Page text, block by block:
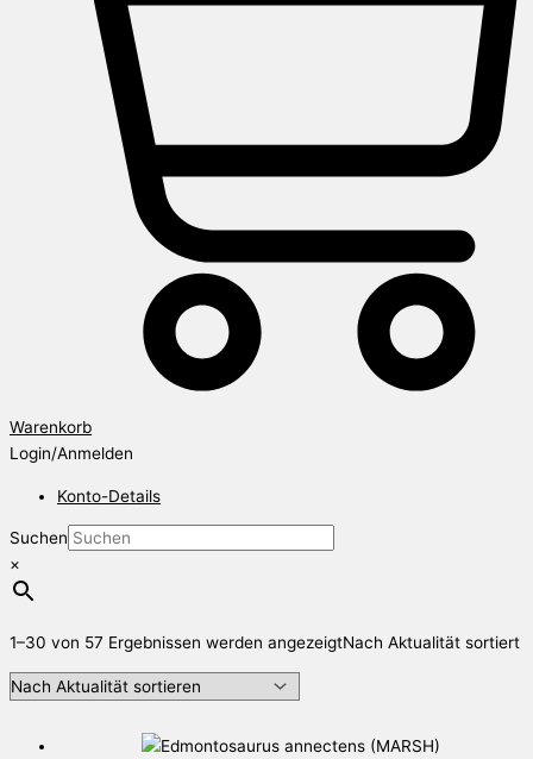
Warenkorb
Login/Anmelden
Konto-Details
Suchen
×
1–30 von 57 Ergebnissen werden angezeigtNach Aktualität sortiert